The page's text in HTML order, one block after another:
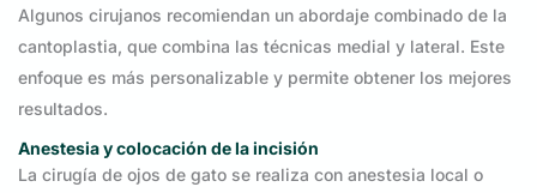
Algunos cirujanos recomiendan un abordaje combinado de la
cantoplastia, que combina las técnicas medial y lateral. Este
enfoque es más personalizable y permite obtener los mejores
resultados.
Anestesia y colocación de la incisión
La cirugía de ojos de gato se realiza con anestesia local o